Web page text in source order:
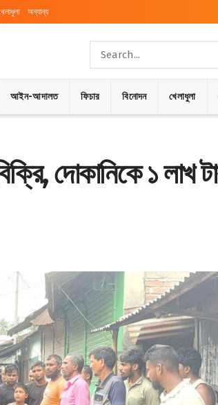
অন্যান্য
আইন-আদালত ফিচার বিনোদন খেলাধুলা
দোকানিকে ১ লাখ